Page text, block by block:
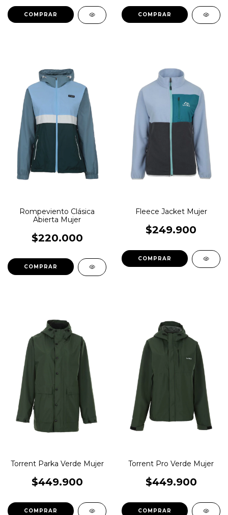
COMPRAR COMPRAR
Rompeviento Clásica
Abierta Mujer
$220.000
COMPRAR
Fleece Jacket Mujer
$249.900
COMPRAR
Torrent Parka Verde Mujer
$449.900
COMPRAR
Torrent Pro Verde Mujer
$449.900
COMPRAR